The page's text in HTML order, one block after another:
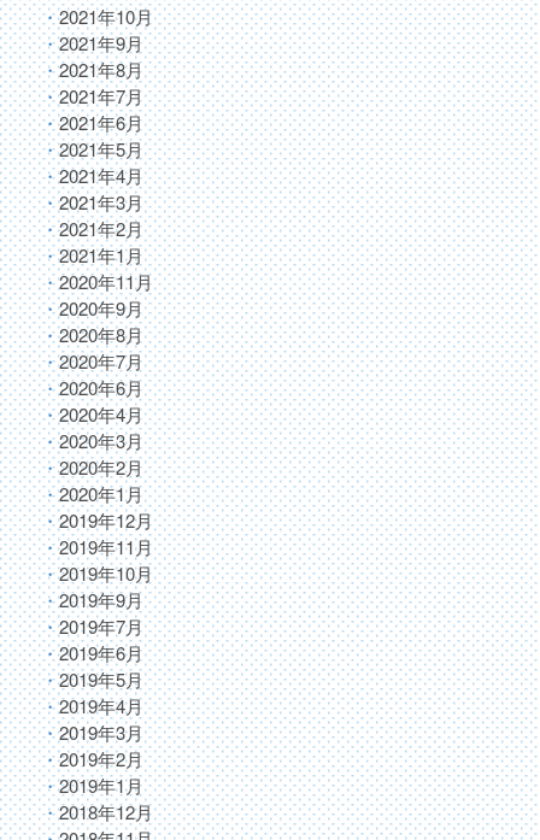
2021年10月
2021年9月
2021年8月
2021年7月
2021年6月
2021年5月
2021年4月
2021年3月
2021年2月
2021年1月
2020年11月
2020年9月
2020年8月
2020年7月
2020年6月
2020年4月
2020年3月
2020年2月
2020年1月
2019年12月
2019年11月
2019年10月
2019年9月
2019年7月
2019年6月
2019年5月
2019年4月
2019年3月
2019年2月
2019年1月
2018年12月